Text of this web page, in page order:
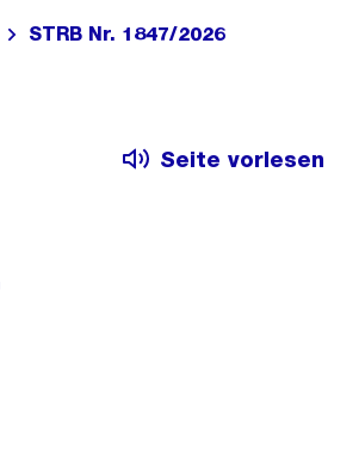
STRB Nr. 1847/2026
Seite vorlesen